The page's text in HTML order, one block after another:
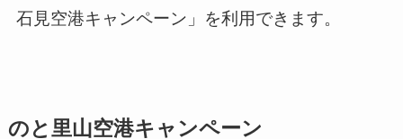
石見空港キャンペーン」を利用できます。
のと里山空港キャンペーン